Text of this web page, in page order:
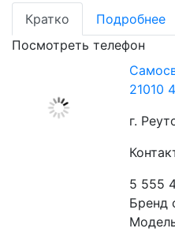
Кратко
Подробнее
Посмотреть телефон
21010
г.
5 555
Бренд